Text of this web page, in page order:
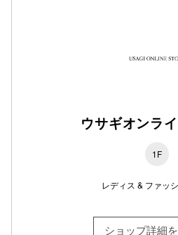
ウサギオンラ
1F
レディス & ファッ
ショップ詳細